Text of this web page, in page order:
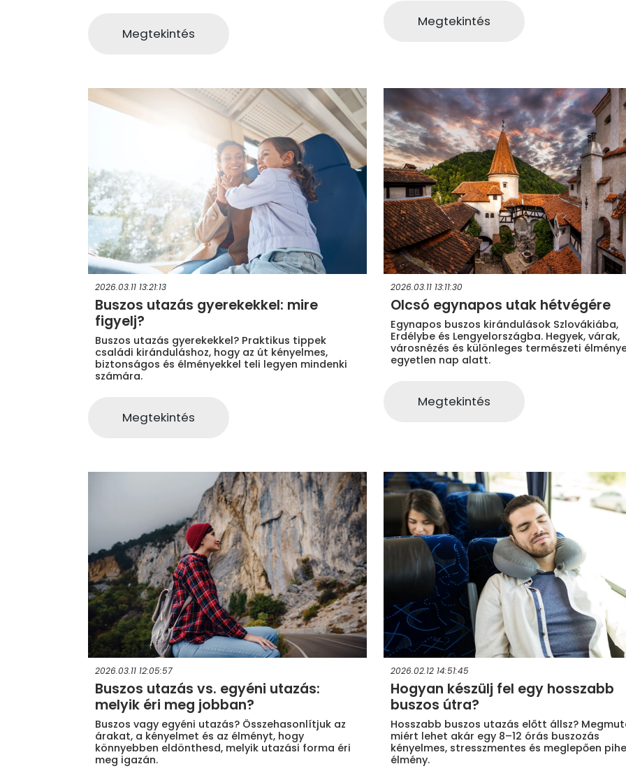
Megtekintés
Megtekintés
2026.03.11 13:21:13
Buszos utazás gyerekekkel: mire
figyelj?
Buszos utazás gyerekekkel? Praktikus tippek
családi kiránduláshoz, hogy az út kényelmes,
biztonságos és élményekkel teli legyen mindenki
számára.
Megtekintés
2026.03.11 13:11:30
Olcsó egynapos utak hétvégére
Egynapos buszos kirándulások Szlovákiába,
Erdélybe és Lengyelországba. Hegyek, várak,
városnézés és különleges természeti
egyetlen nap alatt.
Megtekintés
2026.03.11 12:05:57
Buszos utazás vs. egyéni utazás:
melyik éri meg jobban?
Buszos vagy egyéni utazás? Összehasonlítjuk az
árakat, a kényelmet és az élményt, hogy
könnyebben eldönthesd, melyik utazási forma éri
meg igazán.
2026.02.12 14:51:45
Hogyan készülj fel egy hosszabb
buszos útra?
Hosszabb buszos utazás előtt állsz?
miért lehet akár egy 8–12 órás buszozás
kényelmes, stresszmentes és meglepően
élmény.